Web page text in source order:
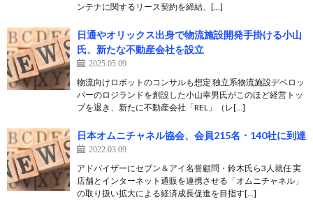
ンテナに関するリース契約を締結、[…]
日通やオリックス出身で物流施設開発手掛ける小山
氏、新たな不動産会社を設立
2025.05.09
物流向けロボットのコンサルも想定 独立系物流施設デベロッ
パーのロジランドを創設した小山幸男氏がこのほど経営トッ
プを退き、新たに不動産会社「REL」（レ[…]
日本オムニチャネル協会、会員215名・140社に到達
2022.03.09
アドバイザーにセブン＆アイ名誉顧問・鈴木氏ら3人就任 実
店舗とインターネット通販を連携させる「オムニチャネル」
の取り扱い拡大による経済成長促進を目指す[…]